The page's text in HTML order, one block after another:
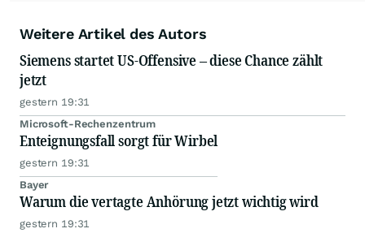
Weitere Artikel des Autors
Siemens startet US-Offensive – diese Chance zählt
jetzt
gestern 19:31
Microsoft-Rechenzentrum
Enteignungsfall sorgt für Wirbel
gestern 19:31
Bayer
Warum die vertagte Anhörung jetzt wichtig wird
gestern 19:31